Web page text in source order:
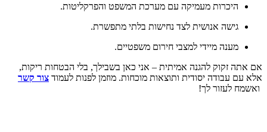
היכרות מעמיקה עם מערכת המשפט והפרקליטות.
גישה אנושית לצד נחישות בלתי מתפשרת.
מענה מיידי למצבי חירום משפטיים.
אם אתה זקוק להגנה אמיתית – אני כאן בשבילך, בלי הבטחות ריקות,
אלא עם עבודה יסודית ותוצאות מוכחות. מוזמן לפנות לעמוד צור קשר
ואשמח לעזור לך!